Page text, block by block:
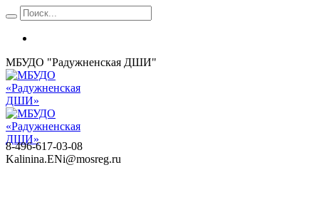
МБУДО "Радужненская ДШИ"
8-496-617-03-08
Kalinina.ENi@mosreg.ru